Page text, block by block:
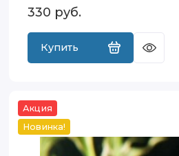
330 руб.
Купить
Гурами
мраморный
(Trichopodus
trichopterus
Marble)
Акция
Новинка!